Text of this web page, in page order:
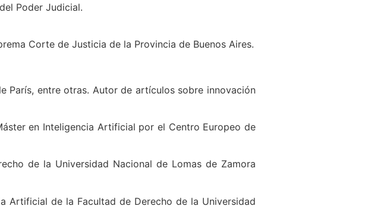
Poder Judicial.
Corte de Justicia de la Provincia de Buenos Aires.
París, entre otras. Autor de artículos sobre innovación
en Inteligencia Artificial por el Centro Europeo de
de la Universidad Nacional de Lomas de Zamora
Artificial de la Facultad de Derecho de la Universidad